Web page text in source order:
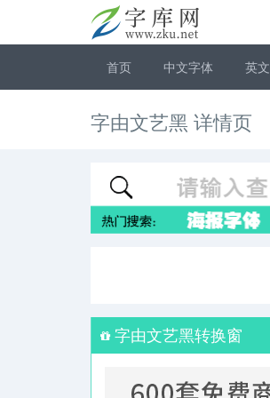
首页 中文字体 英
字由文艺黑 详情页
字由文艺黑转换窗